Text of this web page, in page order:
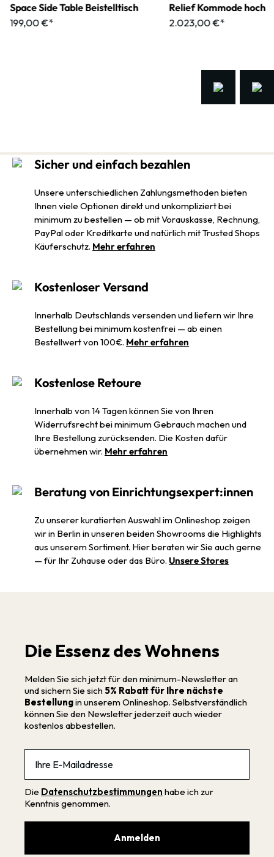
Space Side Table Beistelltisch
199,00 €*
Relief Kommode hoch
2.023,00 €*
Sicher und einfach bezahlen
Unsere unterschiedlichen Zahlungsmethoden bieten
Ihnen viele Optionen direkt und unkompliziert bei
minimum zu bestellen — ob mit Vorauskasse, Rechnung,
PayPal oder Kreditkarte und natürlich mit Trusted Shops
Käuferschutz. Mehr erfahren
Kostenloser Versand
Innerhalb Deutschlands versenden und liefern wir Ihre
Bestellung bei minimum kostenfrei — ab einen
Bestellwert von 100€. Mehr erfahren
Kostenlose Retoure
Innerhalb von 14 Tagen können Sie von Ihren
Widerrufsrecht bei minimum Gebrauch machen und
Ihre Bestellung zurücksenden. Die Kosten dafür
übernehmen wir. Mehr erfahren
Beratung von Einrichtungsexpert:innen
Zu unserer kuratierten Auswahl im Onlineshop zeigen
wir in Berlin in unseren beiden Showrooms die Highlights
aus unserem Sortiment. Hier beraten wir Sie auch gerne
— für Ihr Zuhause oder das Büro. Unsere Stores
Die Essenz des Wohnens
Melden Sie sich jetzt für den minimum-Newsletter an
und sichern Sie sich 5% Rabatt für Ihre nächste
Bestellungin unserem Onlineshop. Selbstverständlich
können Sie den Newsletter jederzeit auch wieder
kostenlos abbestellen.
Die Datenschutzbestimmungen habe ich zur
Kenntnis genommen.
Anmelden